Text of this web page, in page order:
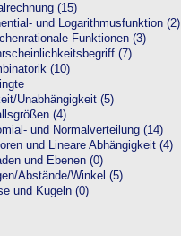
(15)
und Logarithmusfunktion (2)
Funktionen (3)
(7)
(10)
Unabhängigkeit (5)
(4)
und Normalverteilung (14)
und Lineare Abhängigkeit (4)
und Ebenen (0)
Abstände/Winkel (5)
und Kugeln (0)